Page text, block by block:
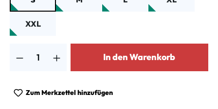
XXL
In den Warenkorb
Zum Merkzettel hinzufügen